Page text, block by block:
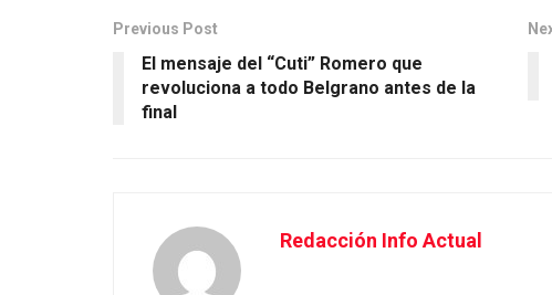
Previous Post
El mensaje del “Cuti” Romero que
revoluciona a todo Belgrano antes de la
final
Redacción Info Actual